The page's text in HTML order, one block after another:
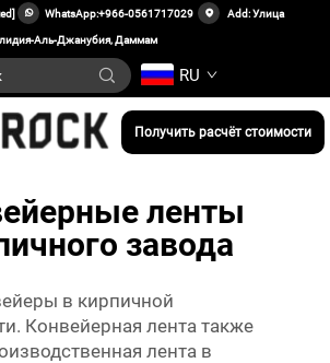
WhatsApp:+966-0561717029 Add: Улица
Аль-Джанубия, Даммам
RU
Получить расчёт стоимости
ленты
завода
в кирпичной
Конвейерная лента также
лента в